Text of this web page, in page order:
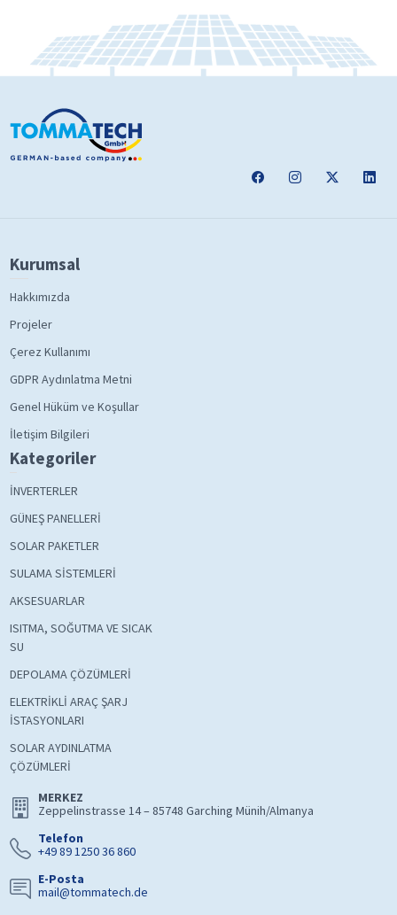
Kurumsal
Hakkımızda
Projeler
Çerez Kullanımı
GDPR Aydınlatma Metni
Genel Hüküm ve Koşullar
İletişim Bilgileri
Kategoriler
İNVERTERLER
GÜNEŞ PANELLERİ
SOLAR PAKETLER
SULAMA SİSTEMLERİ
AKSESUARLAR
ISITMA, SOĞUTMA VE SICAK
SU
DEPOLAMA ÇÖZÜMLERİ
ELEKTRİKLİ ARAÇ ŞARJ
İSTASYONLARI
SOLAR AYDINLATMA
ÇÖZÜMLERİ
MERKEZ
Zeppelinstrasse 14 – 85748 Garching Münih/Almanya
Telefon
+49 89 1250 36 860
E-Posta
mail@tommatech.de